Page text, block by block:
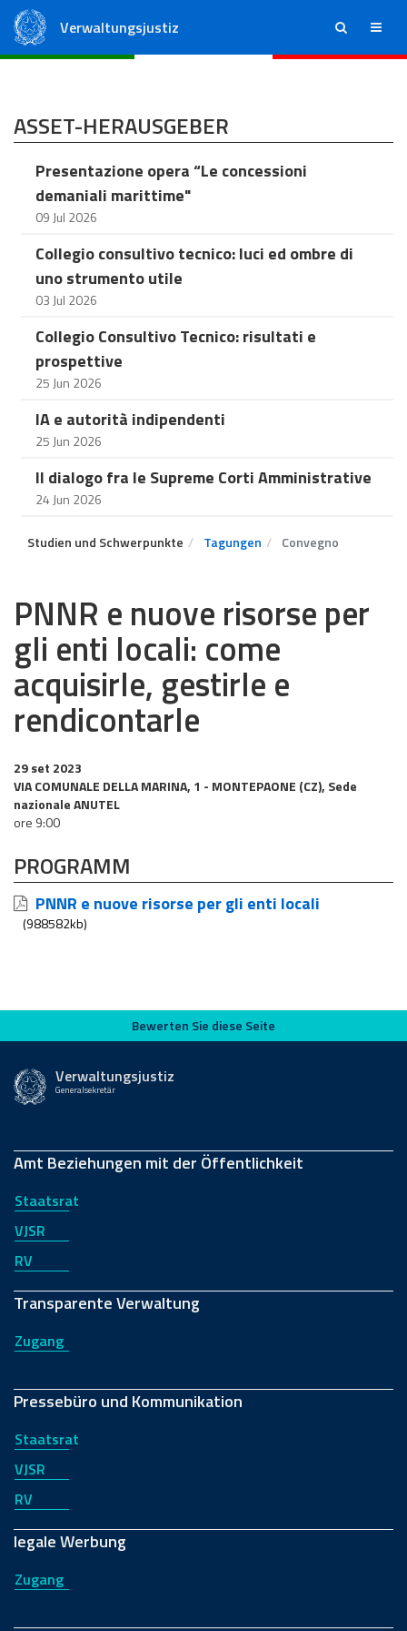
Verwaltungsjustiz ricerca menu
ASSET-HERAUSGEBER
Presentazione opera “Le concessioni
demaniali marittime"
09 Jul 2026
Collegio consultivo tecnico: luci ed ombre di
uno strumento utile
03 Jul 2026
Collegio Consultivo Tecnico: risultati e
prospettive
25 Jun 2026
IA e autorità indipendenti
25 Jun 2026
Il dialogo fra le Supreme Corti Amministrative
24 Jun 2026
Studien und Schwerpunkte Tagungen Convegno
PNNR e nuove risorse per
gli enti locali: come
acquisirle, gestirle e
rendicontarle
29 set 2023
VIA COMUNALE DELLA MARINA, 1 - MONTEPAONE (CZ), Sede
nazionale ANUTEL
ore 9:00
PROGRAMM
PNNR e nuove risorse per gli enti locali
(988582kb)
Bewerten Sie diese Seite
Bewerten Sie diese Seite
Verwaltungsjustiz
Generalsekretär
Amt Beziehungen mit der Öffentlichkeit
Staatsrat
VJSR
RV
Transparente Verwaltung
Zugang
Pressebüro und Kommunikation
Staatsrat
VJSR
RV
legale Werbung
Zugang